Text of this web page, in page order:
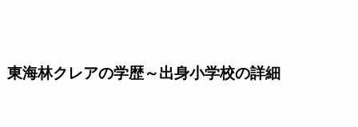
東海林クレアの学歴～出身小学校の詳細